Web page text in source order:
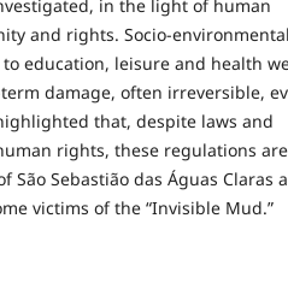
in the light of human
and rights. Socio-environmental
education, leisure and health
damage, often irreversible,
that, despite laws and
rights, these regulations
Sebastião das Águas Claras
victims of the “Invisible Mud.”